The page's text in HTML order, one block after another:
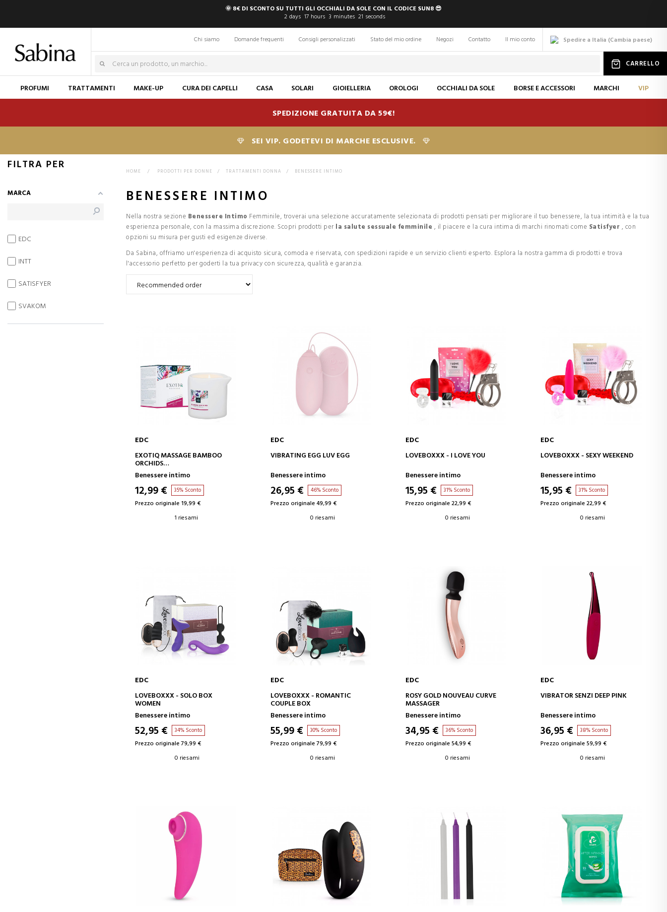
🌞 8€ DI SCONTO SU TUTTI GLI OCCHIALI DA SOLE CON IL CODICE SUN8 😎
2 days 17 hours 3 minutes 20 seconds
Spedire a Italia (Cambia paese)
Chi siamo Domande frequenti Consigli personalizzati Stato del mio ordine Negozi Contatto Il mio conto
CARRELLO
PROFUMI TRATTAMENTI MAKE-UP CURA DEI CAPELLI CASA SOLARI GIOIELLERIA OROLOGI OCCHIALI DA SOLE BORSE E ACCESSORI MARCHI VIP
SPEDIZIONE GRATUITA DA 59€!
SEI VIP. GODETEVI DI MARCHE ESCLUSIVE.
HOME > PRODOTTI PER DONNE > TRATTAMENTI DONNA > BENESSERE INTIMO
BENESSERE INTIMO
Nella nostra sezione Benessere Intimo Femminile, troverai una selezione accuratamente selezionata di prodotti pensati per migliorare il tuo benessere, la tua intimità e la tua
esperienza personale, con la massima discrezione. Scopri prodotti per la salute sessuale femminile , il piacere e la cura intima di marchi rinomati come Satisfyer , con
opzioni su misura per gusti ed esigenze diverse.
Da Sabina, offriamo un'esperienza di acquisto sicura, comoda e riservata, con spedizioni rapide e un servizio clienti esperto. Esplora la nostra gamma di prodotti e trova
l'accessorio perfetto per goderti la tua privacy con sicurezza, qualità e garanzia.
AGGIUNGI AL CARRELLO
EDC
EXOTIQ MASSAGE BAMBOO
ORCHIDS
CANDELA DA MASSAGGIO
Benessere intimo
12,99 € 35% Sconto
Prezzo originale 19,99 €
1 riesami
AGGIUNGI AL CARRELLO
EDC
VIBRATING EGG LUV EGG
Benessere intimo
26,95 € 46% Sconto
Prezzo originale 49,99 €
0 riesami
AGGIUNGI AL CARRELLO
EDC
LOVEBOXXX - I LOVE YOU
Benessere intimo
15,95 € 31% Sconto
Prezzo originale 22,99 €
0 riesami
AGGIUNGI AL CARRELLO
EDC
LOVEBOXXX - SEXY WEEKEND
Benessere intimo
15,95 € 31% Sconto
Prezzo originale 22,99 €
0 riesami
AGGIUNGI AL CARRELLO
EDC
LOVEBOXXX - SOLO BOX
WOMEN
Benessere intimo
52,95 € 34% Sconto
Prezzo originale 79,99 €
0 riesami
AGGIUNGI AL CARRELLO
EDC
LOVEBOXXX - ROMANTIC
COUPLE BOX
Benessere intimo
55,99 € 30% Sconto
Prezzo originale 79,99 €
0 riesami
AGGIUNGI AL CARRELLO
EDC
ROSY GOLD NOUVEAU CURVE
MASSAGER
Benessere intimo
34,95 € 36% Sconto
Prezzo originale 54,99 €
0 riesami
AGGIUNGI AL CARRELLO
EDC
VIBRATOR SENZI DEEP PINK
Benessere intimo
36,95 € 38% Sconto
Prezzo originale 59,99 €
0 riesami
FILTRA PER
MARCA
EDC
INTT
SATISFYER
SVAKOM